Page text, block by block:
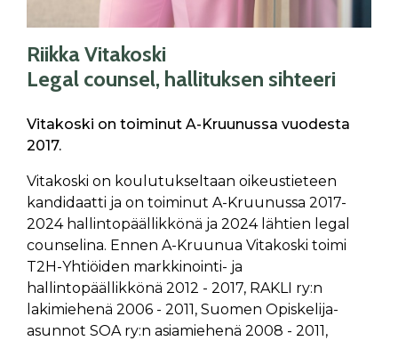
Riikka Vitakoski
Legal counsel, hallituksen sihteeri
Vitakoski on toiminut A-Kruunussa vuodesta
2017.
Vitakoski on koulutukseltaan oikeustieteen
kandidaatti ja on toiminut A-Kruunussa 2017-
2024 hallintopäällikkönä ja 2024 lähtien legal
counselina. Ennen A-Kruunua Vitakoski toimi
T2H-Yhtiöiden markkinointi- ja
hallintopäällikkönä 2012 - 2017, RAKLI ry:n
lakimiehenä 2006 - 2011, Suomen Opiskelija-
asunnot SOA ry:n asiamiehenä 2008 - 2011,